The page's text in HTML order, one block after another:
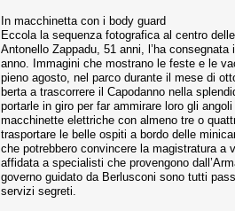
In macchinetta con i body guard
Eccola la sequenza fotogra­fica al centro
Antonello Zappa­du, 51 anni, l’ha
anno. Immagini che mostra­no le feste e le
pieno agosto, nel parco durante il mese di
berta a trascorrere il Capodan­no nella
portarle in gi­ro per far ammirare loro gli
macchinette elettriche con almeno tre o
trasportare le belle ospiti a bordo delle
che potrebbero convincere la ma­gistratura
affidata a specialisti che provengono
gover­no guidato da Berlusconi so­no tutti
servizi segreti.